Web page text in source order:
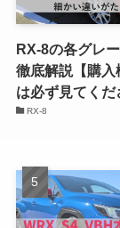
RX-8の各グレ
徹底解説【購入
は必ず見てくだ
RX-8